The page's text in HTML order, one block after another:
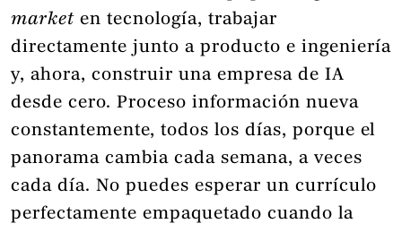
market en tecnología, trabajar
directamente junto a producto e ingeniería
y, ahora, construir una empresa de IA
desde cero. Proceso información nueva
constantemente, todos los días, porque el
panorama cambia cada semana, a veces
cada día. No puedes esperar un currículo
perfectamente empaquetado cuando la